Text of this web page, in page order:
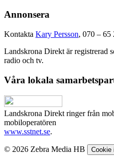
Annonsera
Kontakta Kary Persson, 070 – 65
Landskrona Direkt är registrerad
radio och tv.
Våra lokala
Landskrona Direkt ringer från
mobiloperatören
www.sstnet.se.
© 2026 Zebra Media HB Cookie